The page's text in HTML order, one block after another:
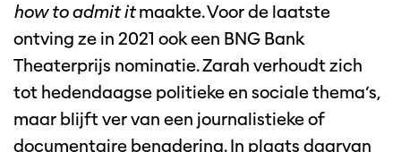
how to admit itmaakte. Voor de laatste
ontving ze in 2021 ook een BNG Bank
Theaterprijs nominatie. Zarah verhoudt zich
tot hedendaagse politieke en sociale thema’s,
maar blijft ver van een journalistieke of
documentaire benadering. In plaats daarvan